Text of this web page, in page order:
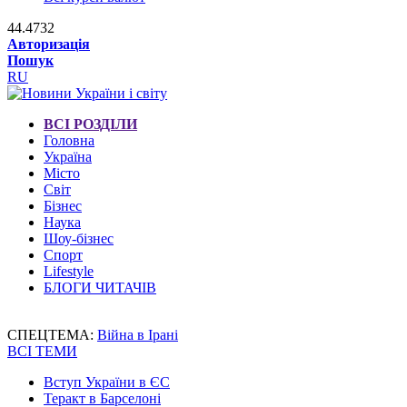
44.4732
Авторизація
Пошук
RU
ВСІ РОЗДІЛИ
Головна
Україна
Місто
Світ
Бізнес
Наука
Шоу-бізнес
Спорт
Lifestyle
БЛОГИ ЧИТАЧІВ
СПЕЦТЕМА: Війна в Ірані
ВСІ ТЕМИ
Вступ України в ЄС
Теракт в Барселоні